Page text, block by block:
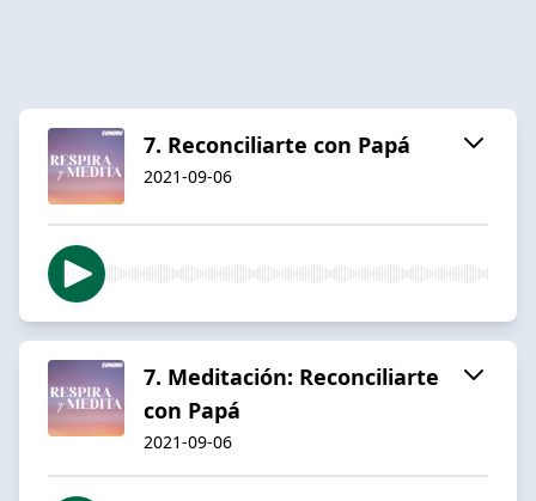
7. Reconciliarte con Papá
2021-09-06
7. Meditación: Reconciliarte
con Papá
2021-09-06